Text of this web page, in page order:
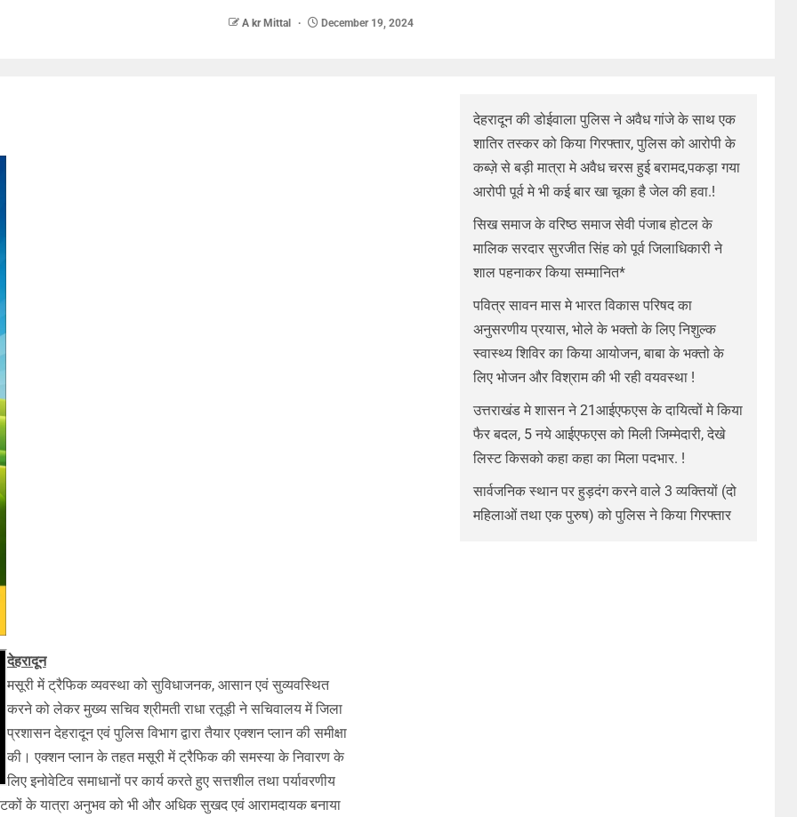
A kr Mittal December 19, 2024
देहरादून
मसूरी में ट्रैफिक व्यवस्था को सुविधाजनक, आसान एवं सुव्यवस्थित
करने को लेकर मुख्य सचिव श्रीमती राधा रतूड़ी ने सचिवालय में जिला
प्रशासन देहरादून एवं पुलिस विभाग द्वारा तैयार एक्शन प्लान की समीक्षा
की। एक्शन प्लान के तहत मसूरी में ट्रैफिक की समस्या के निवारण के
लिए इनोवेटिव समाधानों पर कार्य करते हुए सत्तशील तथा पर्यावरणीय
के यात्रा अनुभव को भी और अधिक सुखद एवं आरामदायक बनाया
देहरादून की डोईवाला पुलिस ने अवैध गांजे के साथ एक
शातिर तस्कर को किया गिरफ्तार, पुलिस को आरोपी के
कब्ज़े से बड़ी मात्रा मे अवैध चरस हुई बरामद,पकड़ा गया
आरोपी पूर्व मे भी कई बार खा चूका है जेल की हवा.!
सिख समाज के वरिष्ठ समाज सेवी पंजाब होटल के
मालिक सरदार सुरजीत सिंह को पूर्व जिलाधिकारी ने
शाल पहनाकर किया सम्मानित*
पवित्र सावन मास मे भारत विकास परिषद का
अनुसरणीय प्रयास, भोले के भक्तो के लिए निशुल्क
स्वास्थ्य शिविर का किया आयोजन, बाबा के भक्तो के
लिए भोजन और विश्राम की भी रही वयवस्था !
उत्तराखंड मे शासन ने 21आईएफएस के दायित्वों मे किया
फैर बदल, 5 नये आईएफएस को मिली जिम्मेदारी, देखे
लिस्ट किसको कहा कहा का मिला पदभार. !
सार्वजनिक स्थान पर हुड़दंग करने वाले 3 व्यक्तियों (दो
महिलाओं तथा एक पुरुष) को पुलिस ने किया गिरफ्तार